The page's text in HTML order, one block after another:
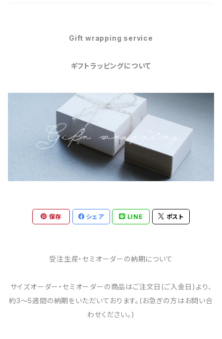
Gift wrapping service
ギフトラッピングについて
保存 シェア LINE ポスト
受注生産・セミオーダーの納期について
サイズオーダー・セミオーダーの商品はご注文日(ご入金日)より、
約3～5週間の納期をいただいております。(お急ぎの方はお問い合
わせください。)